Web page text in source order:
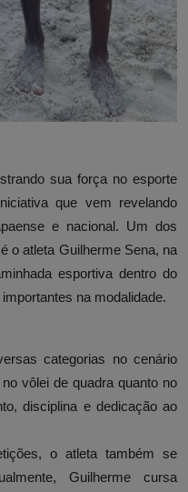
sua força no esporte
que vem revelando
e nacional. Um dos
o atleta Guilherme Sena, na
esportiva dentro do
na modalidade.
categorias no cenário
vôlei de quadra quanto no
disciplina e dedicação ao
o atleta também se
Guilherme cursa